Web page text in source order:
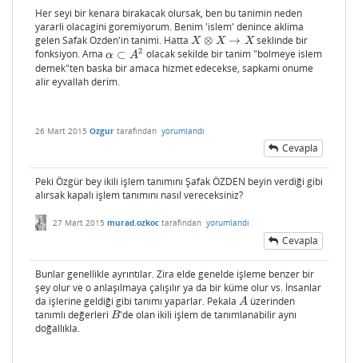
Her seyi bir kenara birakacak olursak, ben bu tanimin neden
yararli olacagini goremiyorum. Benim 'islem' denince aklima
gelen Safak Ozden'in tanimi. Hatta X ⊗ X → X
X⊗ X→X
seklinde bir
fonksiyon. Ama α ⊂ A2
α⊂A 2
olacak sekilde bir tanim "bolmeye islem
demek"ten baska bir amaca hizmet edecekse, sapkami onume
alir eyvallah derim.
26 Mart 2015 Ozgur tarafından yorumlandı
Cevapla
Peki Özgür bey ikili işlem tanımını Şafak ÖZDEN beyin verdiği gibi
alırsak kapalı işlem tanımını nasıl vereceksiniz?
27 Mart 2015 murad.ozkoc tarafından yorumlandı
Cevapla
Bunlar genellikle ayrıntılar. Zira elde genelde işleme benzer bir
şey olur ve o anlaşılmaya çalışılır ya da bir küme olur vs. İnsanlar
da işlerine geldiği gibi tanımı yaparlar. Pekala A
A üzerinden
tanımlı değerleri B
B'de olan ikili işlem de tanımlanabilir aynı
doğallıkla.